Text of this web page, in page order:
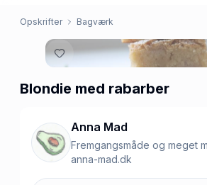
Opskrifter Bagværk
Blondie med rabarber
Anna Mad
Fremgangsmåde og meget
anna-mad.dk